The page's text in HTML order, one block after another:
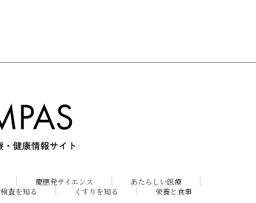
慶應発サイエンス
あたらしい医療
検査を知る くすりを知る 栄養と食事